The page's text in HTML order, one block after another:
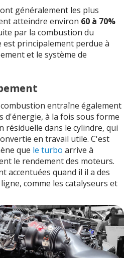
généralement les plus
atteindre environ 60 à 70%
par la combustion du
principalement perdue à
et le système de
entraîne également
d'énergie, à la fois sous forme
résiduelle dans le cylindre, qui
en travail utile. C'est
que le turbo arrive à
le rendement des moteurs.
accentuées quand il il a des
comme les catalyseurs et